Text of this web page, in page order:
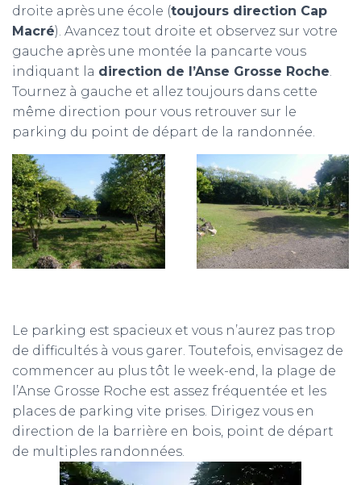
droite après une école (toujours direction Cap
Macré). Avancez tout droite et observez sur votre
gauche après une montée la pancarte vous
indiquant la direction de l’Anse Grosse Roche.
Tournez à gauche et allez toujours dans cette
même direction pour vous retrouver sur le
parking du point de départ de la randonnée.
Le parking est spacieux et vous n’aurez pas trop
de difficultés à vous garer. Toutefois, envisagez de
commencer au plus tôt le week-end, la plage de
l’Anse Grosse Roche est assez fréquentée et les
places de parking vite prises. Dirigez vous en
direction de la barrière en bois, point de départ
de multiples randonnées.